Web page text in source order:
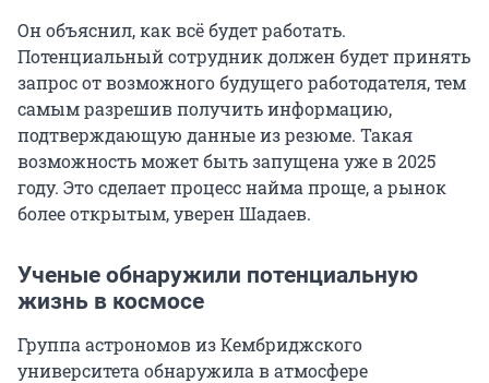
Он объяснил, как всё будет работать.
Потенциальный сотрудник должен будет принять
запрос от возможного будущего работодателя, тем
самым разрешив получить информацию,
подтверждающую данные из резюме. Такая
возможность может быть запущена уже в 2025
году. Это сделает процесс найма проще, а рынок
более открытым, уверен Шадаев.
Ученые обнаружили потенциальную
жизнь в космосе
Группа астрономов из Кембриджского
университета обнаружила в атмосфере